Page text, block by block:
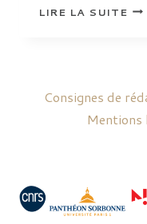
LIRE LA SUITE
Consignes de
Mentions